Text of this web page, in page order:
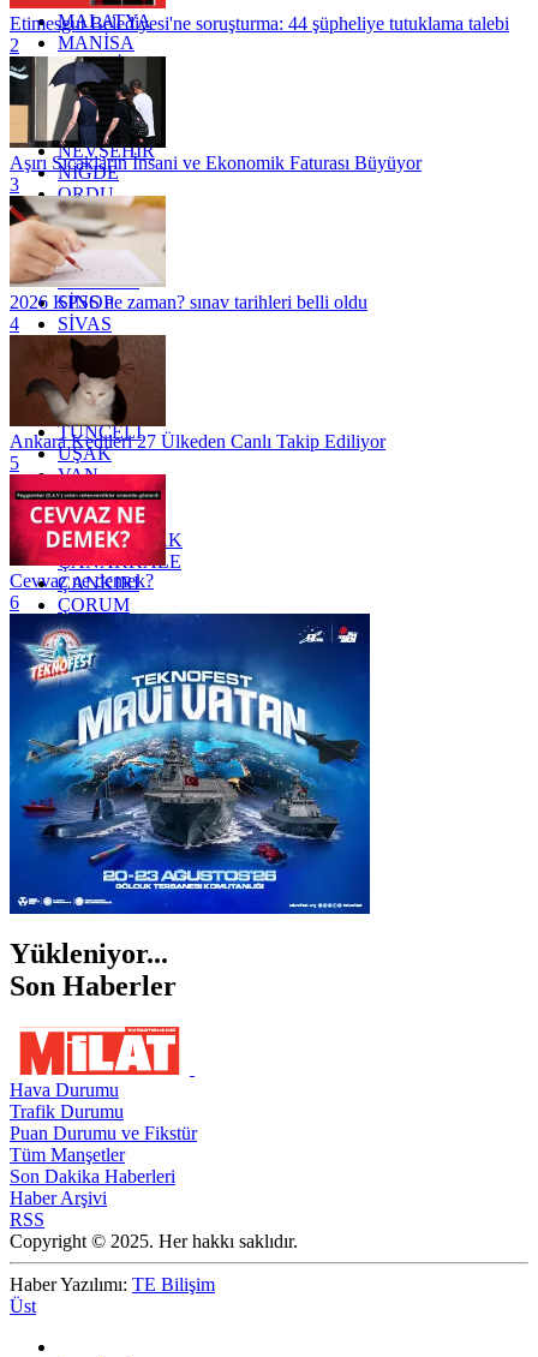
MALATYA
MANİSA
MARDİN
MERSİN
MUĞLA
MUŞ
NEVŞEHİR
NİĞDE
ORDU
OSMANİYE
RİZE
SAKARYA
SAMSUN
SİNOP
SİVAS
SİİRT
TEKİRDAĞ
TOKAT
TRABZON
TUNCELİ
UŞAK
VAN
YALOVA
YOZGAT
ZONGULDAK
ÇANAKKALE
ÇANKIRI
ÇORUM
İSTANBUL
İZMİR
ŞANLIURFA
ŞIRNAK
Etimesgut Belediyesi'ne soruşturma: 44 şüpheliye tutuklama talebi
2
Aşırı Sıcakların İnsani ve Ekonomik Faturası Büyüyor
3
2026 KPSS ne zaman? sınav tarihleri belli oldu
4
Ankara Kedileri 27 Ülkeden Canlı Takip Ediliyor
5
Cevvaz ne demek?
6
Yükleniyor...
Son Haberler
Hava Durumu
Trafik Durumu
Puan Durumu ve Fikstür
Tüm Manşetler
Son Dakika Haberleri
Haber Arşivi
RSS
Copyright © 2025. Her hakkı saklıdır.
Haber Yazılımı: TE Bilişim
Üst